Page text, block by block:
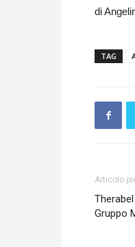
di
TAG
Articolo
Gruppo